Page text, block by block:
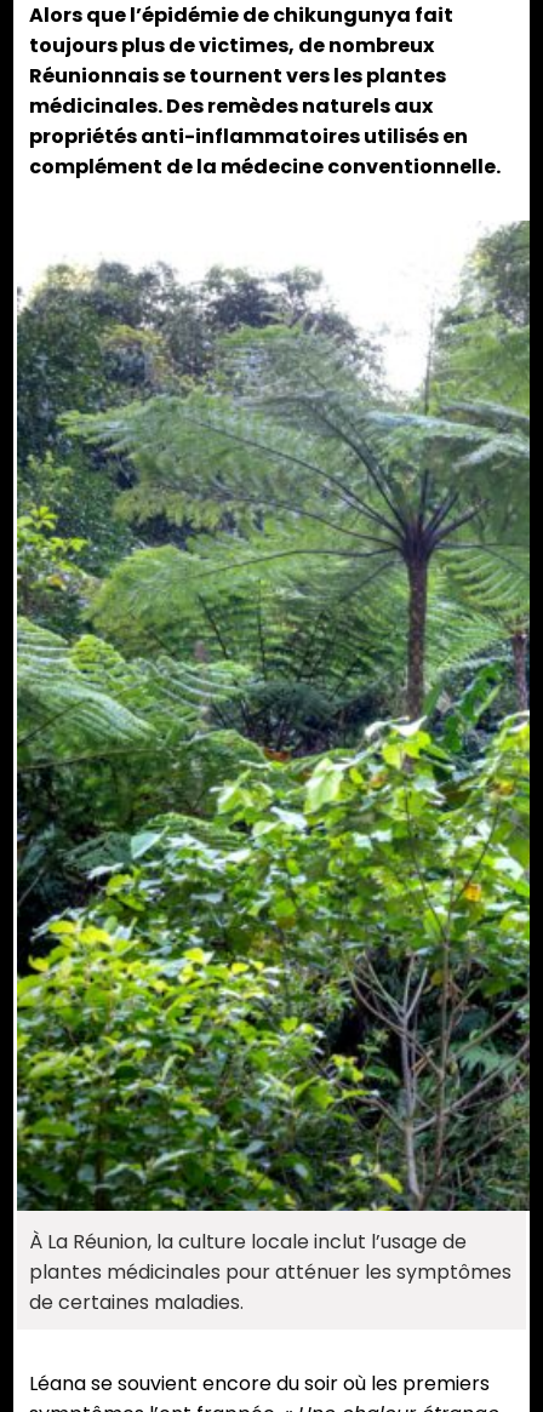
Alors que l’épidémie de chikungunya fait
toujours plus de victimes, de nombreux
Réunionnais se tournent vers les plantes
médicinales. Des remèdes naturels aux
propriétés anti-inflammatoires utilisés en
complément de la médecine conventionnelle.
À La Réunion, la culture locale inclut l’usage de
plantes médicinales pour atténuer les symptômes
de certaines maladies.
Léana se souvient encore du soir où les premiers